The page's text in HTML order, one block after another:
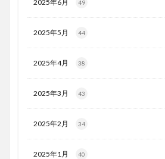
2025年6月 49
2025年5月 44
2025年4月 38
2025年3月 43
2025年2月 34
2025年1月 40